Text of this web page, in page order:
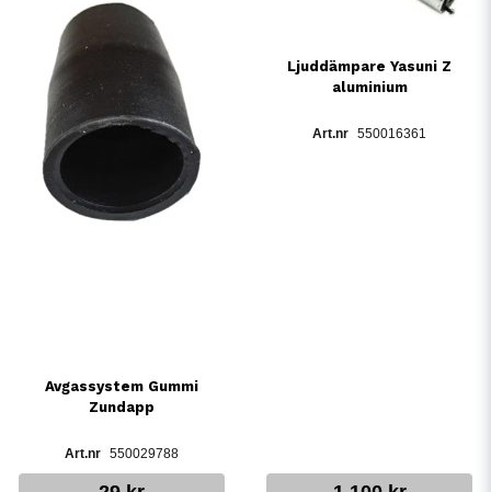
Avgassystem Gummi
Zundapp
550029788
Ljuddämpare Yasuni Z
aluminium
550016361